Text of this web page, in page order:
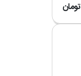
تومان